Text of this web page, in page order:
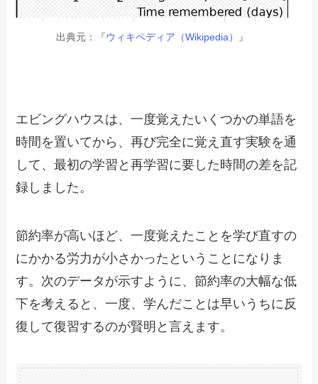
出典元：『ウィキペディア（Wikipedia） 』
エビングハウスは、一度覚えたいくつかの単語を
時間を置いてから、再び完全に覚え直す実験を通
して、最初の学習と再学習に要した時間の差を記
録しました。
節約率が高いほど、一度覚えたことを学び直すの
にかかる労力が小さかったということになりま
す。次のデータが示すように、節約率の大幅な低
下を考えると、一度、学んだことは早いうちに反
復して復習するのが賢明と言えます。